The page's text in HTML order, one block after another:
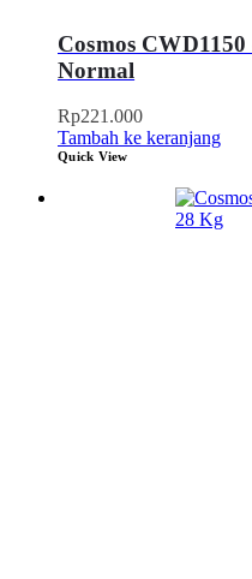
Cosmos
Normal
Rp221.000
Tambah ke keranjang
Quick View